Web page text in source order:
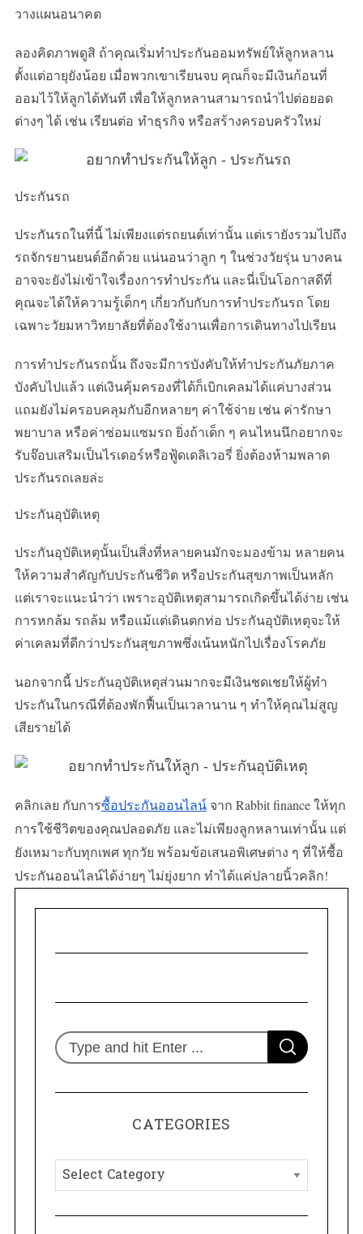
วางแผนอนาคต
ลองคิดภาพดูสิ ถ้าคุณเริ่มทำประกันออมทรัพย์ให้ลูกหลาน
ตั้งแต่อายุยังน้อย เมื่อพวกเขาเรียนจบ คุณก็จะมีเงินก้อนที่
ออมไว้ให้ลูกได้ทันที เพื่อให้ลูกหลานสามารถนำไปต่อยอด
ต่างๆ ได้ เช่น เรียนต่อ ทำธุรกิจ หรือสร้างครอบครัวใหม่
ประกันรถ
ประกันรถในที่นี้ ไม่เพียงแต่รถยนต์เท่านั้น แต่เรายังรวมไปถึง
รถจักรยานยนต์อีกด้วย แน่นอนว่าลูก ๆ ในช่วงวัยรุ่น บางคน
อาจจะยังไม่เข้าใจเรื่องการทำประกัน และนี่เป็นโอกาสดีที่
คุณจะได้ให้ความรู้เด็กๆ เกี่ยวกับกับการทำประกันรถ โดย
เฉพาะวัยมหาวิทยาลัยที่ต้องใช้งานเพื่อการเดินทางไปเรียน
การทำประกันรถนั้น ถึงจะมีการบังคับให้ทำประกันภัยภาค
บังคับไปแล้ว แต่เงินคุ้มครองที่ได้ก็เบิกเคลมได้แค่บางส่วน
แถมยังไม่ครอบคลุมกับอีกหลายๆ ค่าใช้จ่าย เช่น ค่ารักษา
พยาบาล หรือค่าซ่อมแซมรถ ยิ่งถ้าเด็ก ๆ คนไหนนึกอยากจะ
รับจ๊อบเสริมเป็นไรเดอร์หรือฟู้ดเดลิเวอรี่ ยิ่งต้องห้ามพลาด
ประกันรถเลยล่ะ
ประกันอุบัติเหตุ
ประกันอุบัติเหตุนั้นเป็นสิ่งที่หลายคนมักจะมองข้าม หลายคน
ให้ความสำคัญกับประกันชีวิต หรือประกันสุขภาพเป็นหลัก
แต่เราจะแนะนำว่า เพราะอุบัติเหตุสามารถเกิดขึ้นได้ง่าย เช่น
การหกล้ม รถล้ม หรือแม้แต่เดินตกท่อ ประกันอุบัติเหตุจะให้
ค่าเคลมที่ดีกว่าประกันสุขภาพซึ่งเน้นหนักไปเรื่องโรคภัย
นอกจากนี้ ประกันอุบัติเหตุส่วนมากจะมีเงินชดเชยให้ผู้ทำ
ประกันในกรณีที่ต้องพักฟื้นเป็นเวลานาน ๆ ทำให้คุณไม่สูญ
เสียรายได้
คลิกเลย กับการซื้อประกันออนไลน์จาก Rabbit finance ให้ทุก
การใช้ชีวิตของคุณปลอดภัย และไม่เพียงลูกหลานเท่านั้น แต่
ยังเหมาะกับทุกเพศ ทุกวัย พร้อมข้อเสนอพิเศษต่าง ๆ ที่ให้ซื้อ
ประกันออนไลน์ได้ง่ายๆ ไม่ยุ่งยาก ทำได้แค่ปลายนิ้วคลิก!
S
e
r
S
E
C
CATEGORIES
C
a
t
r
h
f
o
r